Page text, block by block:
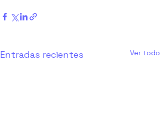
Entradas recientes Ver todo